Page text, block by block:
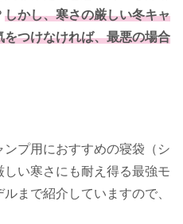
しかし、寒さの厳しい冬キャ
つけなければ、最悪の場合
プ用におすすめの寝袋（シ
い寒さにも耐え得る最強モ
まで紹介していますので、